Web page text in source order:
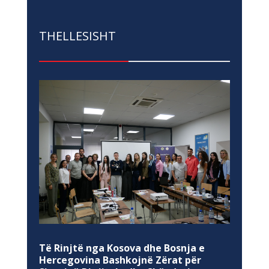
THELLESISHT
Të Rinjtë nga Kosova dhe Bosnja e
Hercegovina Bashkojnë Zërat për